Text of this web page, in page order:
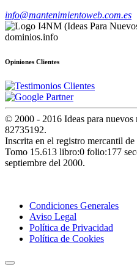
info@mantenimientoweb.com.es
Opiniones Clientes
© 2000 - 2016 Ideas para
82735192.
Inscrita en el registro mercantil
Tomo 15.613 libro:0 folio:177
septiembre del 2000.
Condiciones Generales
Aviso Legal
Política de Privacidad
Política de Cookies